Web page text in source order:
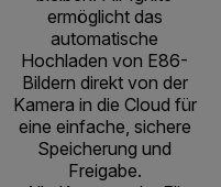
ermöglicht das
automatische
Hochladen von E86-
Bildern direkt von der
Kamera in die Cloud für
eine einfache, sichere
Speicherung und
Freigabe.